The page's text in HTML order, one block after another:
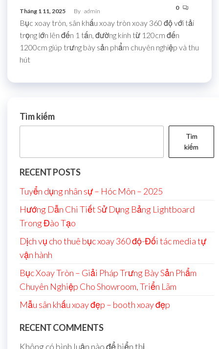
Tháng 1 11, 2025 By admin 0
Bục xoay tròn, sân khấu xoay tròn xoay 360 độ với tải
trọng lớn lên đến 1 tấn, đường kính từ 120cm đến
1200cm giúp trưng bày sản phẩm chuyên nghiệp và thu
hút
Tìm kiếm
Tìm
kiếm
RECENT POSTS
Tuyển dụng nhân sự – Hóc Môn – 2025
Hướng Dẫn Chi Tiết Sử Dụng Bảng Lightboard
Trong Đào Tạo
Dịch vụ cho thuê bục xoay 360 độ-Đối tác media tự
vận hành
Bục Xoay Tròn – Giải Pháp Trưng Bày Sản Phẩm
Chuyên Nghiệp Cho Showroom, Triển Lãm
Mẫu sân khấu xoay đẹp – booth xoay đẹp
RECENT COMMENTS
Không có bình luận nào để hiển thị.